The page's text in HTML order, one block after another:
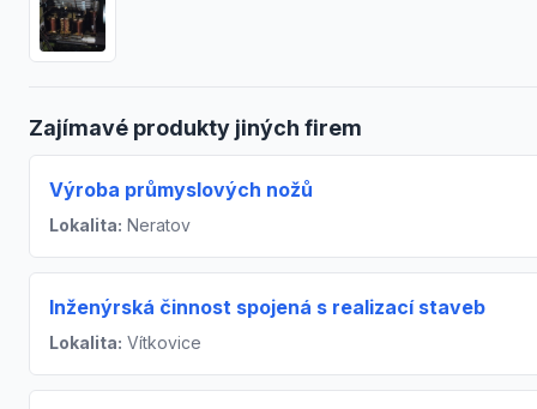
Zajímavé produkty jiných firem
Výroba průmyslových nožů
Lokalita: Neratov
Inženýrská činnost spojená s realizací staveb
Lokalita: Vítkovice